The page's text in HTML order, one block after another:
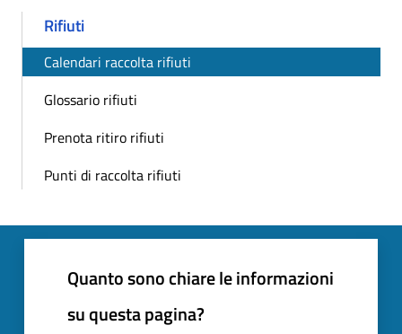
Rifiuti
Calendari raccolta rifiuti
Glossario rifiuti
Prenota ritiro rifiuti
Punti di raccolta rifiuti
Quanto sono chiare le informazioni
su questa pagina?